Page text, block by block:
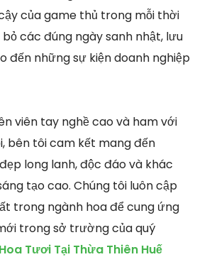
của game thủ trong mỗi thời
các đúng ngày sanh nhật, lưu
đến những sự kiện doanh nghiệp
viên tay nghề cao và ham với
bên tôi cam kết mang đến
long lanh, độc đáo và khác
tạo cao. Chúng tôi luôn cập
trong ngành hoa để cung ứng
trong sở trường của quý
Tươi Tại Thừa Thiên Huế